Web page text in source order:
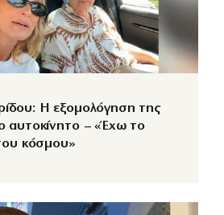
Η εξομολόγηση της
αυτοκίνητο – «Έχω το
κόσμου»